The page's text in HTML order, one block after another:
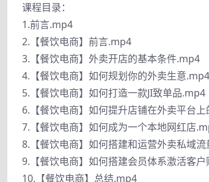
课程目录：
1.前言.mp4
2.【餐饮电商】前言.mp4
3.【餐饮电商】外卖开店的基本条件.mp4
4.【餐饮电商】如何规划你的外卖生意.mp4
5.【餐饮电商】如何打造一款JI致单品.mp4
6.【餐饮电商】如何提升店铺在外卖平台
7.【餐饮电商】如何成为一个本地网红店
8.【餐饮电商】如何搭建和运营外卖私域
9.【餐饮电商】如何搭建会员体系激活客
10.【餐饮电商】总结.mp4